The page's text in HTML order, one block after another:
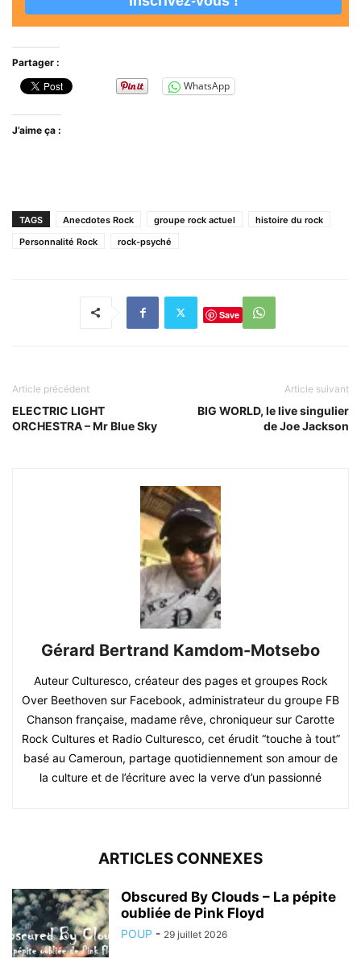
Partager :
WhatsApp
J’aime ça :
TAGS Anecdotes Rock groupe rock actuel
histoire du rock
Personnalité Rock
rock-psyché
Save
Article précédent
ELECTRIC LIGHT
ORCHESTRA – Mr Blue Sky
Article suivant
BIG WORLD, le live singulier
de Joe Jackson
Gérard Bertrand Kamdom-Motsebo
Auteur Culturesco, créateur des pages et groupes Rock
Over Beethoven sur Facebook, administrateur du groupe FB
Chanson française, madame rêve, chroniqueur sur Carotte
Rock Cultures et Radio Culturesco, cet érudit “touche à tout”
basé au Cameroun, partage quotidiennement son amour de
la culture et de l’écriture avec la verve d’un passionné
ARTICLES CONNEXES
Obscured By Clouds – La pépite
oubliée de Pink Floyd
POUP - 29 juillet 2026